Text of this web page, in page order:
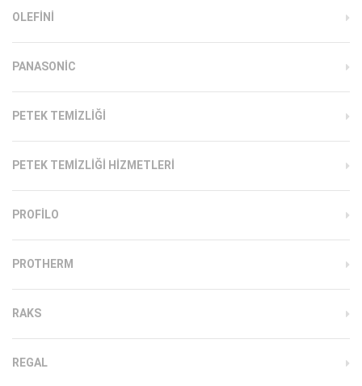
OLEFINI
PANASONIC
PETEK TEMIZLIĞI
PETEK TEMIZLIĞI HIZMETLERI
PROFILO
PROTHERM
RAKS
REGAL